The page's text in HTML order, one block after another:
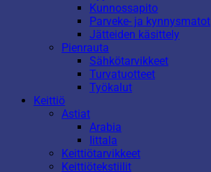
Kunnossapito
Parveke- ja kynnysmatot
Jätteiden käsittely
Pienrauta
Sähkötarvikkeet
Turvatuotteet
Työkalut
Keittiö
Astiat
Arabia
Iittala
Keittiötarvikkeet
Keittiötekstiilit